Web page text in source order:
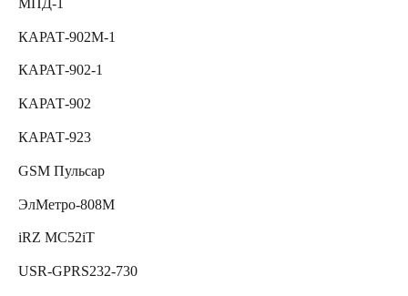
КАРАТ-902М-1
КАРАТ-902-1
КАРАТ-902
КАРАТ-923
GSM Пульсар
ЭлМетро-808М
iRZ MC52iT
USR-GPRS232-730